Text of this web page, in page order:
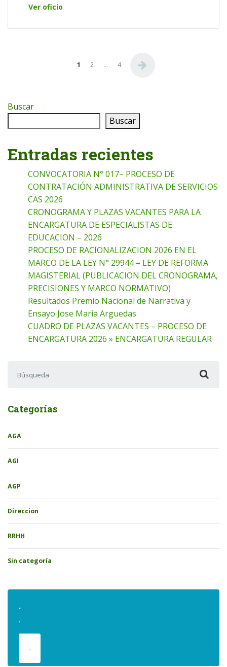
Ver oficio
Paginación de entradas
1 2 … 4
Buscar
Buscar
Entradas recientes
CONVOCATORIA N° 017– PROCESO DE
CONTRATACIÓN ADMINISTRATIVA DE SERVICIOS
CAS 2026
CRONOGRAMA Y PLAZAS VACANTES PARA LA
ENCARGATURA DE ESPECIALISTAS DE
EDUCACION – 2026
PROCESO DE RACIONALIZACION 2026 EN EL
MARCO DE LA LEY N° 29944 – LEY DE REFORMA
MAGISTERIAL (PUBLICACION DEL CRONOGRAMA,
PRECISIONES Y MARCO NORMATIVO)
Resultados Premio Nacional de Narrativa y
Ensayo Jose Maria Arguedas
CUADRO DE PLAZAS VACANTES – PROCESO DE
ENCARGATURA 2026 » ENCARGATURA REGULAR
Categorías
AGA
AGI
AGP
Direccion
RRHH
Sin categoría
.
.
.